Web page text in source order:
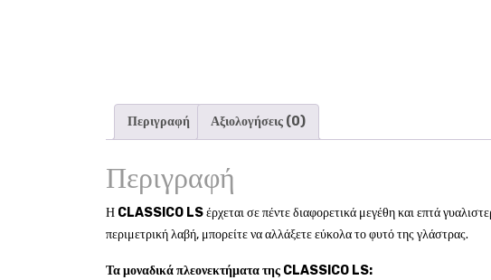
Περιγραφή Αξιολογήσεις (0)
Περιγραφή
Η CLASSICO LSέρχεται σε πέντε διαφορετικά μεγέθη και επτά
περιμετρική λαβή, μπορείτε να αλλάξετε εύκολα το φυτό της γλάστρας.
Τα μοναδικά πλεονεκτήματα της CLASSICO LS: